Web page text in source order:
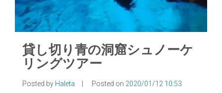
貸し切り青の洞窟シュノーケ
リングツアー
Posted by Haleta Posted on 2020/01/12 10:53